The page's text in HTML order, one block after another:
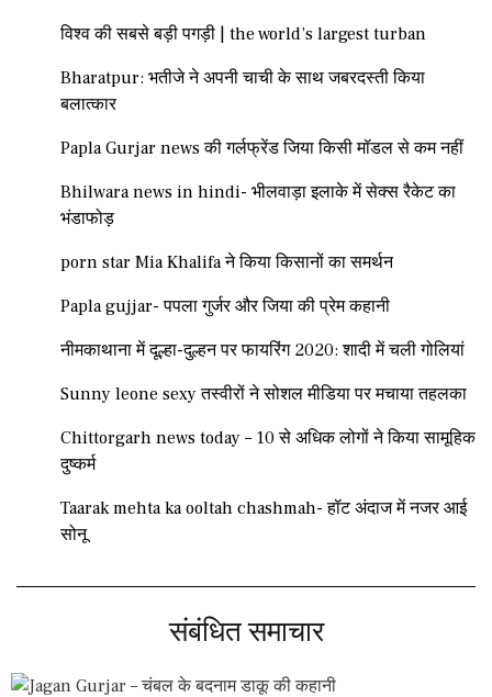
विश्व की सबसे बड़ी पगड़ी | the world’s largest turban
Bharatpur: भतीजे ने अपनी चाची के साथ जबरदस्ती किया
बलात्कार
Papla Gurjar news की गर्लफ्रेंड जिया किसी मॉडल से कम नहीं
Bhilwara news in hindi- भीलवाड़ा इलाके में सेक्स रैकेट का
भंडाफोड़
porn star Mia Khalifa ने किया किसानों का समर्थन
Papla gujjar- पपला गुर्जर और जिया की प्रेम कहानी
नीमकाथाना में दूल्हा-दुल्हन पर फायरिंग 2020: शादी में चली गोलियां
Sunny leone sexy तस्वीरों ने सोशल मीडिया पर मचाया तहलका
Chittorgarh news today – 10 से अधिक लोगों ने किया सामूहिक
दुष्कर्म
Taarak mehta ka ooltah chashmah- हॉट अंदाज में नजर आई
सोनू
संबंधित समाचार